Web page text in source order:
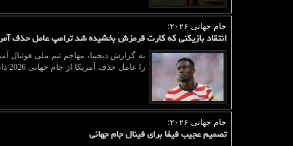
جام جهانی ۲۰۲۶؛
انتقاد بازیکنی که کارت قرمزش بخشیده شد ترامپ عامل حذف
به گزارش دیجیپا، مهاجم تیم ملی فوتبال
را عامل حذف آمریکا از جام جهانی 2026 دانست.
جام جهانی ۲۰۲۶؛
تصمیم عجیب فیفا برای فینال جام جهانی